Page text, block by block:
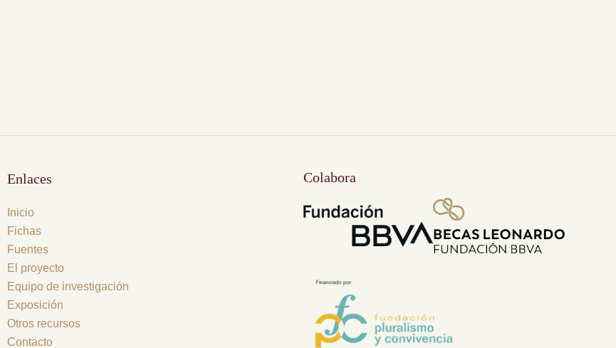
Enlaces
Inicio
Fichas
Fuentes
El proyecto
Equipo de investigación
Exposición
Otros recursos
Contacto
Colabora